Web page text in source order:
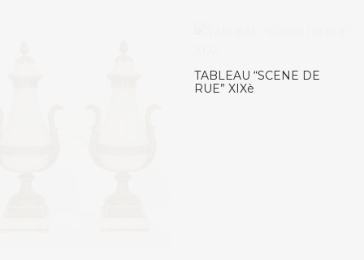
TABLEAU “SCENE DE
RUE” XIXè